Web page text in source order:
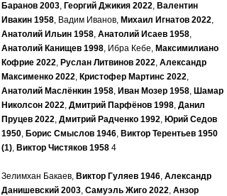
Баранов 2003, Георгий Джикия 2022, Валентин
Ивакин 1958, Вадим Иванов, Михаил Игнатов 2022,
Анатолий Ильин 1958, Анатолий Исаев 1958,
Анатолий Канищев 1998, Ибра Кебе, Максимилиано
Кофрие 2022, Руслан Литвинов 2022, Александр
Максименко 2022, Кристофер Мартинс 2022,
Анатолий Маслёнкин 1958, Иван Мозер 1958, Шамар
Николсон 2022, Дмитрий Парфёнов 1998, Данил
Пруцев 2022, Дмитрий Радченко 1992, Юрий Седов
1950, Борис Смыслов 1946, Виктор Терентьев 1950
(1), Виктор Чистяков 1958 4
Зелимхан Бакаев, Виктор Гуляев 1946, Александр
Данишевский 2003, Самуэль Жиго 2022, Анзор